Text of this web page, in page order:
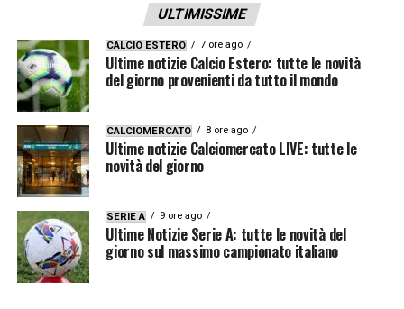
ULTIMISSIME
CALCIO ESTERO 7 ore ago
Ultime notizie Calcio Estero: tutte le novità
del giorno provenienti da tutto il mondo
CALCIOMERCATO 8 ore ago
Ultime notizie Calciomercato LIVE: tutte le
novità del giorno
SERIE A 9 ore ago
Ultime Notizie Serie A: tutte le novità del
giorno sul massimo campionato italiano